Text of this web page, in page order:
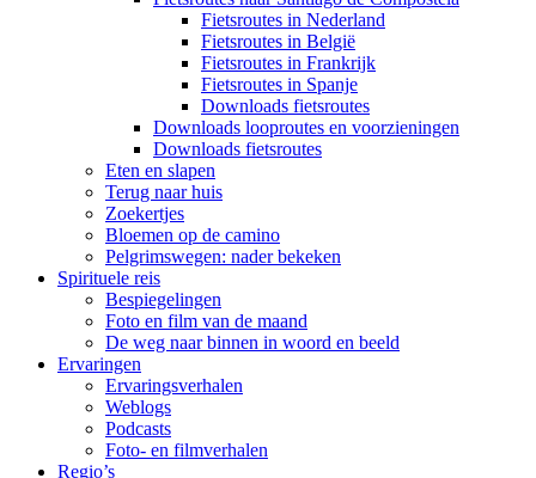
Fietsroutes in Nederland
Fietsroutes in België
Fietsroutes in Frankrijk
Fietsroutes in Spanje
Downloads fietsroutes
Downloads looproutes en voorzieningen
Downloads fietsroutes
Eten en slapen
Terug naar huis
Zoekertjes
Bloemen op de camino
Pelgrimswegen: nader bekeken
Spirituele reis
Bespiegelingen
Foto en film van de maand
De weg naar binnen in woord en beeld
Ervaringen
Ervaringsverhalen
Weblogs
Podcasts
Foto- en filmverhalen
Regio’s